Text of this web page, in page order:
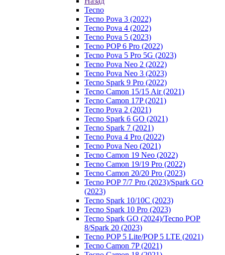
Tecno
Tecno Pova 3 (2022)
Tecno Pova 4 (2022)
Tecno Pova 5 (2023)
Tecno POP 6 Pro (2022)
Tecno Pova 5 Pro 5G (2023)
Tecno Pova Neo 2 (2022)
Tecno Pova Neo 3 (2023)
Tecno Spark 9 Pro (2022)
Tecno Camon 15/15 Air (2021)
Tecno Camon 17P (2021)
Tecno Pova 2 (2021)
Tecno Spark 6 GO (2021)
Tecno Spark 7 (2021)
Tecno Pova 4 Pro (2022)
Tecno Pova Neo (2021)
Tecno Camon 19 Neo (2022)
Tecno Camon 19/19 Pro (2022)
Tecno Camon 20/20 Pro (2023)
Tecno POP 7/7 Pro (2023)/Spark GO
(2023)
Tecno Spark 10/10C (2023)
Tecno Spark 10 Pro (2023)
Tecno Spark GO (2024)/Tecno POP
8/Spark 20 (2023)
Tecno POP 5 Lite/POP 5 LTE (2021)
Tecno Camon 7P (2021)